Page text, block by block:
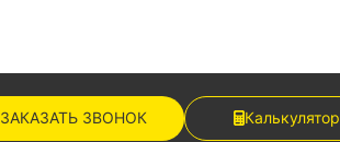
ЗАКАЗАТЬ ЗВОНОК Калькулятор